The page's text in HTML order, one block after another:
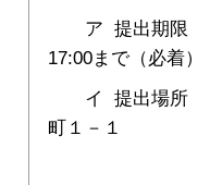
ア 提出期限 令
17:00まで（必着）
イ 提出場所 〒
町１－１
一般社団